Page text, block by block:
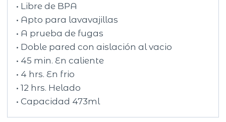
• Libre de BPA
• Apto para lavavajillas
• A prueba de fugas
• Doble pared con aislación al vacio
• 45 min. En caliente
• 4 hrs. En frio
• 12 hrs. Helado
• Capacidad 473ml